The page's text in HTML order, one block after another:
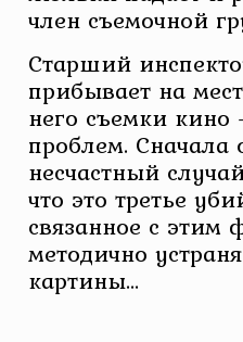
член съемочной
Старший
прибывает на
него съемки
проблем. Сначала
несчастный
что это третье
связанное с этим
методично
картины…